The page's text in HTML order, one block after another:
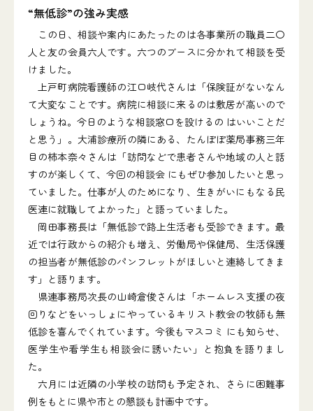
“無低診”の強み実感
この日、相談や案内にあたったのは各事業所の職員二〇
人と友の会員六人です。六つのブースに分かれて相談を受
けました。
上戸町病院看護師の江口岐代さんは「保険証がないなん
て大変なことです。病院に相談に来るのは敷居が高いので
しょうね。今日のような相談窓口を設けるの はいいことだ
と思う」。大浦診療所の隣にある、たんぽぽ薬局事務三年
目の柿本奈々さんは「訪問などで患者さんや地域の人と話
すのが楽しくて、今回の相談会 にもぜひ参加したいと思っ
ていました。仕事が人のためになり、生きがいにもなる民
医連に就職してよかった」と語っていました。
岡田事務長は「無低診で路上生活者も受診できます。最
近では行政からの紹介も増え、労働局や保健局、生活保護
の担当者が無低診のパンフレットがほしいと連絡してきま
す」と語ります。
県連事務局次長の山崎倉俊さんは「ホームレス支援の夜
回りなどをいっしょにやっているキリスト教会の牧師も無
低診を喜んでくれています。今後もマスコミ にも知らせ、
医学生や看学生も相談会に誘いたい」と抱負を語りまし
た。
六月には近隣の小学校の訪問も予定され、さらに困難事
例をもとに県や市との懇談も計画中です。